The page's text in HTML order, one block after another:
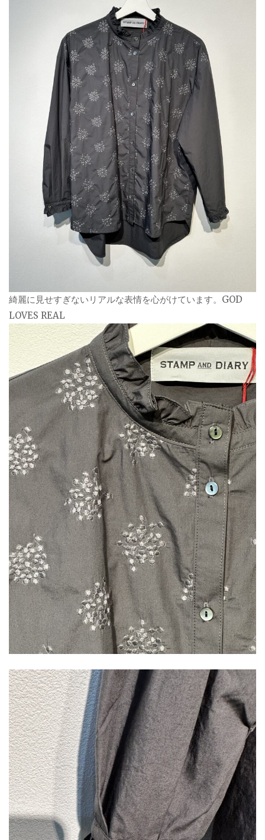
綺麗に見せすぎないリアルな表情を心がけています。GOD
LOVES REAL